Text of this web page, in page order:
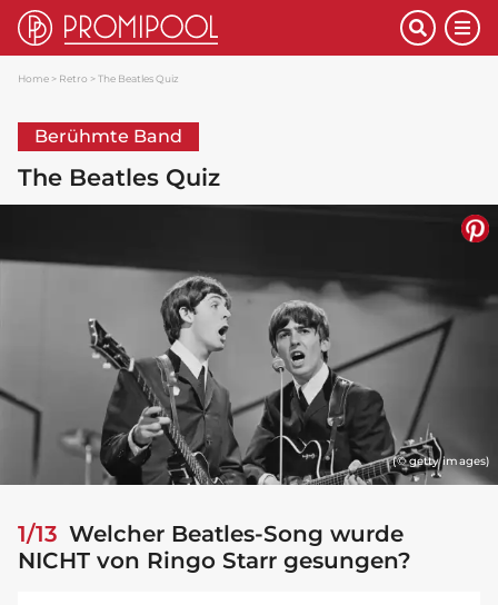
Home Retro The Beatles Quiz
Berühmte Band
The Beatles Quiz
(© getty images)
1/13 Welcher Beatles-Song wurde
NICHT von Ringo Starr gesungen?